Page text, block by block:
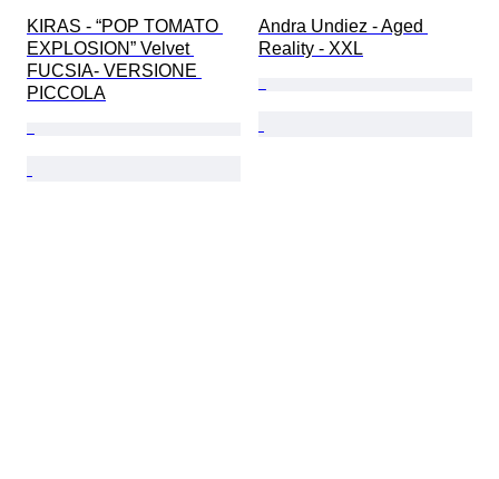
KIRAS - “POP TOMATO
EXPLOSION” Velvet
FUCSIA- VERSIONE
PICCOLA
Andra Undiez - Aged
Reality - XXL